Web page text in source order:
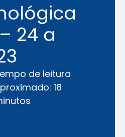
24 a
de leitura
18